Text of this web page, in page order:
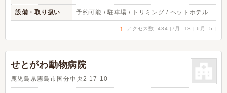
設備・取り扱い 予約可能 / 駐車場 / トリミング / ペットホテル
↑ アクセス数: 434 [7月: 13 | 6月: 5 ]
せとがわ動物病院
鹿児島県霧島市国分中央2-17-10